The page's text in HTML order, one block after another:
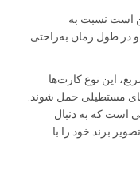
است نسبت به
در طول زمان به‌راحتی
این نوع کارت‌ها
مستطیلی حمل شوند.
است که به دنبال
برند خود را با